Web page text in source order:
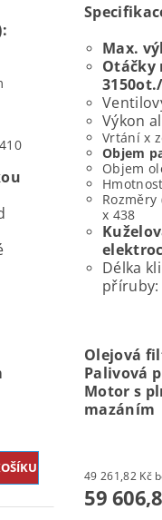
Max.
Otáčky
Výkon
Vrtání x
Objem
Objem
Rozměry
x 438
Délka
příruby:
Olejová
Palivová
Motor s
mazáním
59